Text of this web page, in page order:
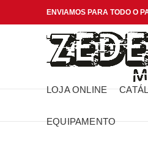
ENVIAMOS PARA TODO O
LOJA ONLINE
EQUIPAMENTO